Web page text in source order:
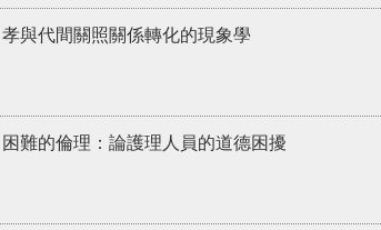
孝與代間關照關係轉化的現象學
困難的倫理：論護理人員的道德困擾